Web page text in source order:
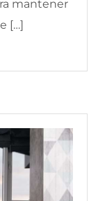
mantener
[…]